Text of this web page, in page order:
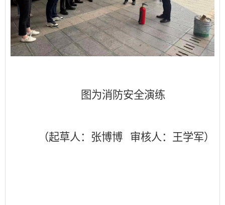
图为消防安全演练
（起草人：张博博 审核人：王学军）